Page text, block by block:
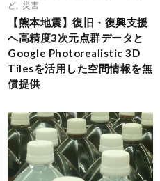
ど
災害
【熊本地震】復旧・復興支援
へ高精度3次元点群データと
Google Photorealistic 3D
Tilesを活用した空間情報を無
償提供